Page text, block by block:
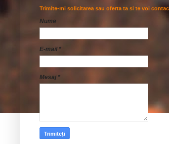
Trimite-mi solicitarea sau oferta ta si te voi
Nume
E-mail *
Mesaj *